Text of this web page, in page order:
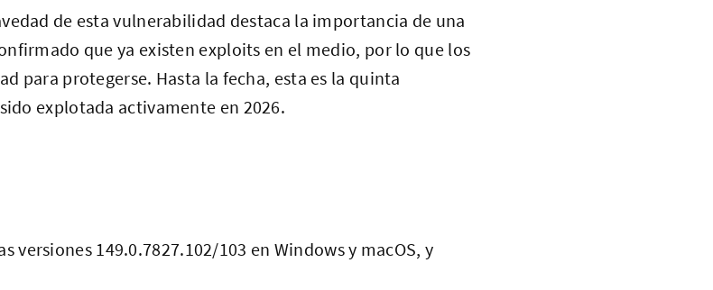
de esta vulnerabilidad destaca la importancia de una
que ya existen exploits en el medio, por lo que los
para protegerse. Hasta la fecha, esta es la quinta
explotada activamente en 2026.
versiones 149.0.7827.102/103 en Windows y macOS, y